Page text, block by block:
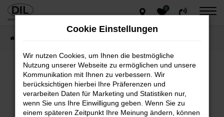
Zum
Hauptinhalt
0
Fehler: Network Error
Beim Laden ist ein Fehler aufgetreten.
Hier sind ein paar Tipps, die dir helfen können:
Cookie Einstellungen
Wir nutzen Cookies, um Ihnen die bestmögliche
Nutzung unserer Webseite zu ermöglichen und unsere
Kommunikation mit Ihnen zu verbessern. Wir
berücksichtigen hierbei Ihre Präferenzen und
verarbeiten Daten für Marketing und Statistiken nur,
wenn Sie uns Ihre Einwilligung geben. Wenn Sie zu
einem späteren Zeitpunkt Ihre Meinung ändern, können